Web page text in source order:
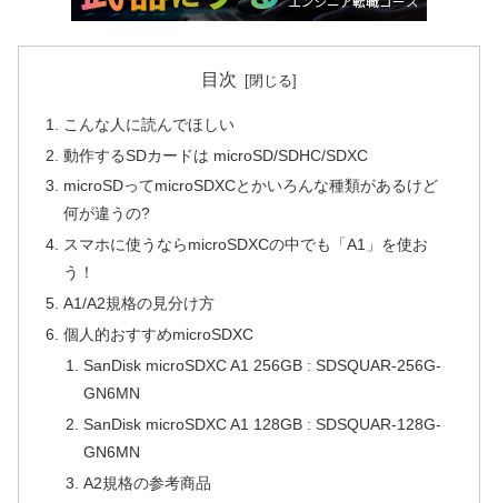
目次
こんな人に読んでほしい
動作するSDカードは microSD/SDHC/SDXC
microSDってmicroSDXCとかいろんな種類があるけど
何が違うの?
スマホに使うならmicroSDXCの中でも「A1」を使お
う！
A1/A2規格の見分け方
個人的おすすめmicroSDXC
SanDisk microSDXC A1 256GB : SDSQUAR-256G-
GN6MN
SanDisk microSDXC A1 128GB : SDSQUAR-128G-
GN6MN
A2規格の参考商品